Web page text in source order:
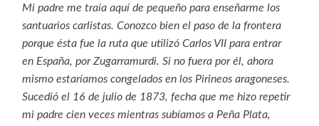
Mi padre me traía aquí de pequeño para enseñarme los
santuarios carlistas. Conozco bien el paso de la frontera
porque ésta fue la ruta que utilizó Carlos VII para entrar
en España, por Zugarramurdi. Si no fuera por él, ahora
mismo estaríamos congelados en los Pirineos aragoneses.
Sucedió el 16 de julio de 1873, fecha que me hizo repetir
mi padre cien veces mientras subíamos a Peña Plata,